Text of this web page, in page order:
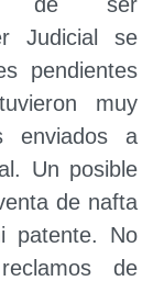
Judicial se
pendientes
muy
enviados a
Un posible
de nafta
patente. No
de